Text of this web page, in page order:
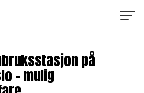
på
– mulig